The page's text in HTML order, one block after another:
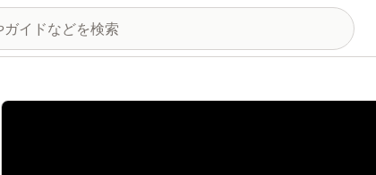
特集の画像ギャラリー